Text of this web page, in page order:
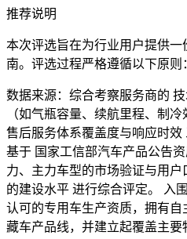
推荐说明
本次评选旨在为行业用户提供
南。评选过程严格遵循以下原则
数据来源：综合考察服务商的
（如气瓶容量、续航里程、制
售后服务体系覆盖度与响应时效
基于 国家工信部汽车产品公告
力、主力车型的市场验证与用
的建设水平 进行综合评定。 入
认可的专用车生产资质，拥有
藏车产品线，并建立起覆盖主要